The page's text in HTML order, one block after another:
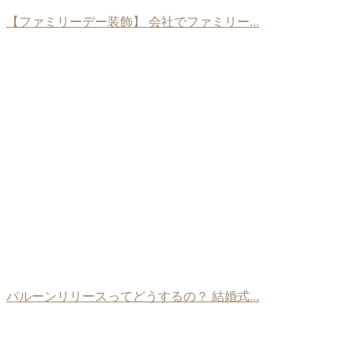
【ファミリーデー装飾】 会社でファミリー...
バルーンリリースってどうするの？ 結婚式...